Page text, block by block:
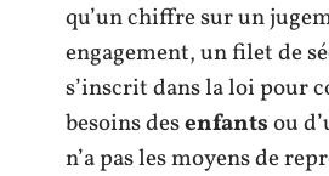
qu’un chiffre sur un
engagement, un filet de
s’inscrit dans la loi pour
besoins desenfantsou
n’a pas les moyens de